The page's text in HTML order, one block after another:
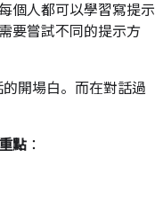
個人都可以學習寫提示
要嘗試不同的提示方
開場白。而在對話過
點 ：